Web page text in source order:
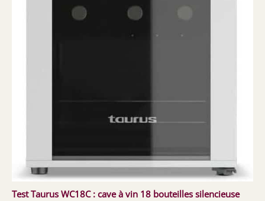
Test Taurus WC18C : cave à vin 18 bouteilles silencieuse